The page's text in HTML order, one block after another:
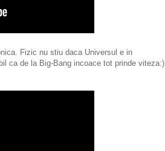
Fizic nu stiu daca Universul e in
ca de la Big-Bang incoace tot prinde viteza:)